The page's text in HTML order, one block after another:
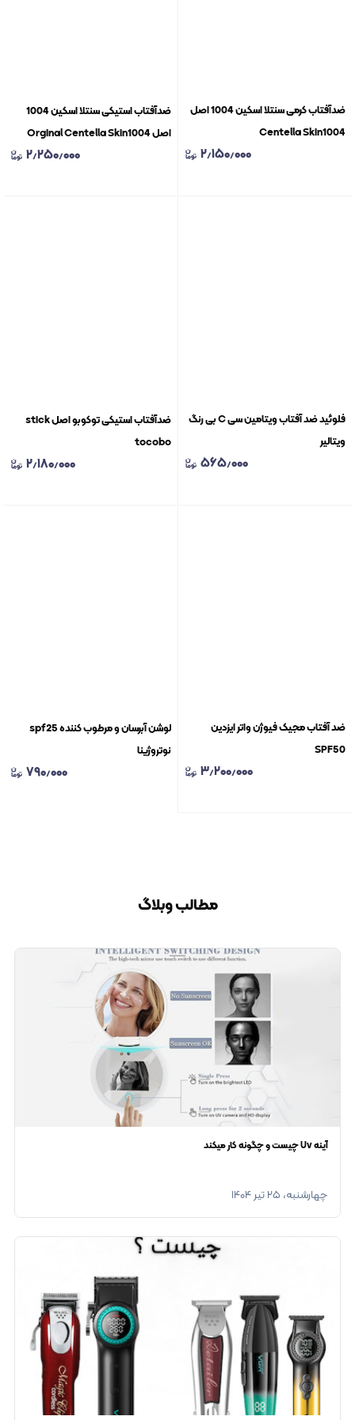
ضدآفتاب کرمی سنتلا اسکین 1004 اصل
Centella Skin1004
۲٫۱۵۰٫۰۰۰
ضدآفتاب استیکی سنتلا اسکین 1004
اصل Orginal Centella Skin1004
۲٫۲۵۰٫۰۰۰
فلوئید ضد آفتاب ویتامین سی C بی رنگ
ویتالیر
۵۶۵٫۰۰۰
ضدآفتاب استیکی توکوبو اصل stick
tocobo
۲٫۱۸۰٫۰۰۰
ضد آفتاب مجیک فیوژن واتر ایزدین
SPF50
۳٫۲۰۰٫۰۰۰
لوشن آبرسان و مرطوب کننده spf25
نوتروژینا
۷۹۰٫۰۰۰
مطالب وبلاگ
آینه Uv چیست و چگونه کار میکند
چهارشنبه، ۲۵ تیر ۱۴۰۴